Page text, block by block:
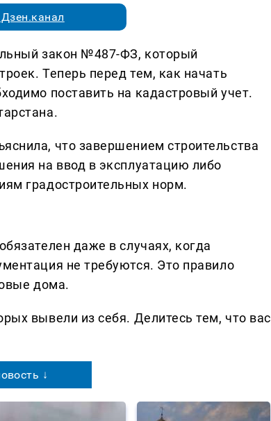
закон №487-ФЗ, который
Теперь перед тем, как начать
поставить на кадастровый учет.
что завершением строительства
на ввод в эксплуатацию либо
градостроительных норм.
даже в случаях, когда
не требуются. Это правило
дома.
вывели из себя. Делитеcь тем, что вас
↓